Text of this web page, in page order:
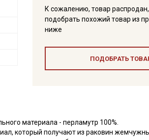
К сожалению, товар
подобрать похожий товар из
ниже
ПОДОБРАТЬ
материала - перламутр 100%.
который получают из раковин